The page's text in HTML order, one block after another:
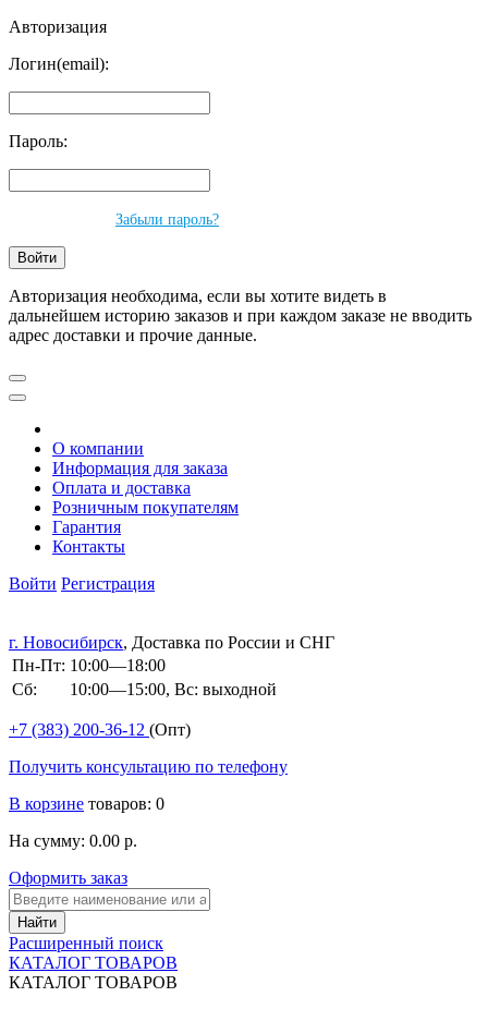
Авторизация
Логин(email):
Пароль:
Забыли пароль?
Авторизация необходима, если вы хотите видеть в
дальнейшем историю заказов и при каждом заказе не вводить
адрес доставки и прочие данные.
О компании
Информация для заказа
Оплата и доставка
Розничным покупателям
Гарантия
Контакты
Войти Регистрация
г. Новосибирск, Доставка по России и СНГ
Пн-Пт: 10:00—18:00
Сб:
10:00—15:00, Вс: выходной
+7 (383) 200-36-12 (Опт)
Получить консультацию по телефону
В корзине товаров: 0
На сумму: 0.00 р.
Оформить заказ
Расширенный поиск
КАТАЛОГ ТОВАРОВ
КАТАЛОГ ТОВАРОВ